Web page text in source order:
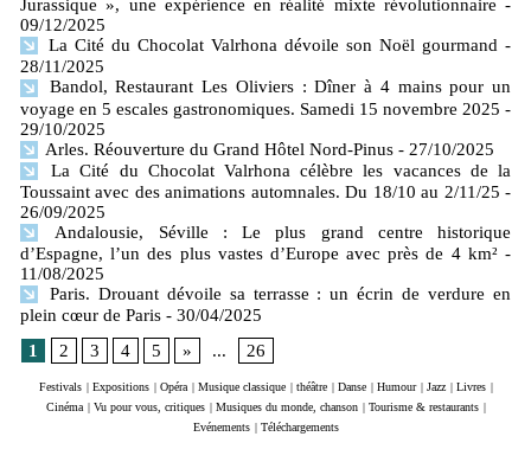
Jurassique », une expérience en réalité mixte révolutionnaire -
09/12/2025
La Cité du Chocolat Valrhona dévoile son Noël gourmand -
28/11/2025
Bandol, Restaurant Les Oliviers : Dîner à 4 mains pour un
voyage en 5 escales gastronomiques. Samedi 15 novembre 2025 -
29/10/2025
Arles. Réouverture du Grand Hôtel Nord-Pinus - 27/10/2025
La Cité du Chocolat Valrhona célèbre les vacances de la
Toussaint avec des animations automnales. Du 18/10 au 2/11/25 -
26/09/2025
Andalousie, Séville : Le plus grand centre historique
d’Espagne, l’un des plus vastes d’Europe avec près de 4 km² -
11/08/2025
Paris. Drouant dévoile sa terrasse : un écrin de verdure en
plein cœur de Paris - 30/04/2025
1
2 3 4 5 » ... 26
Festivals | Expositions | Opéra | Musique classique | théâtre | Danse | Humour | Jazz | Livres |
Cinéma | Vu pour vous, critiques | Musiques du monde, chanson | Tourisme & restaurants |
Evénements | Téléchargements